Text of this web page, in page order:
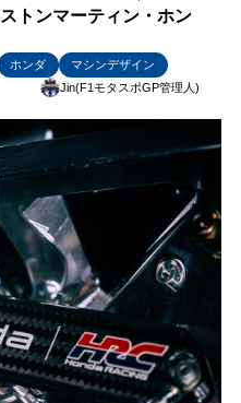
トンマーティン・ホン
ホンダ
マシンデザイン
Jin(F1モタスポGP管理人)